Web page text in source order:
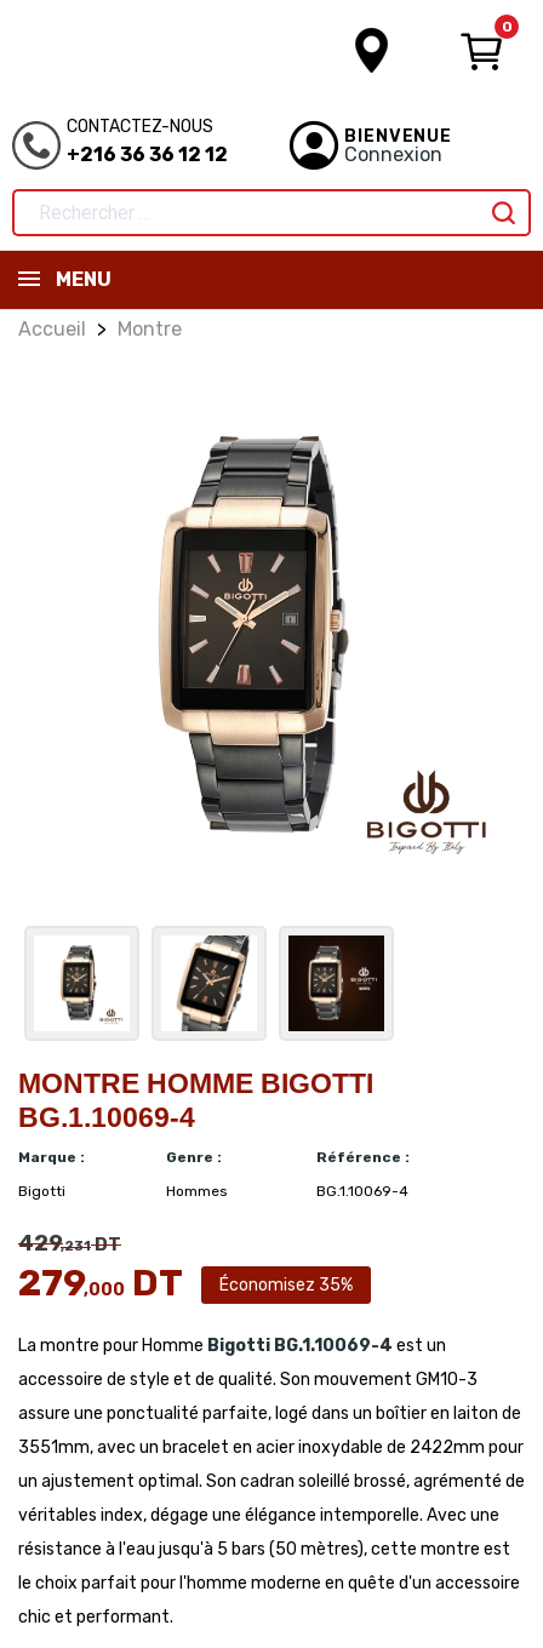
0
CONTACTEZ-NOUS
+216 36 36 12 12
BIENVENUE
Connexion
MENU
Accueil Montre
MONTRE HOMME BIGOTTI
BG.1.10069-4
Marque :
Bigotti
Genre :
Hommes
Référence :
BG.1.10069-4
429,231DT
279,000 DT Économisez 35%
La montre pour Homme Bigotti BG.1.10069-4 est un
accessoire de style et de qualité. Son mouvement GM10-3
assure une ponctualité parfaite, logé dans un boîtier en laiton de
3551mm, avec un bracelet en acier inoxydable de 2422mm pour
un ajustement optimal. Son cadran soleillé brossé, agrémenté de
véritables index, dégage une élégance intemporelle. Avec une
résistance à l'eau jusqu'à 5 bars (50 mètres), cette montre est
le choix parfait pour l'homme moderne en quête d'un accessoire
chic et performant.